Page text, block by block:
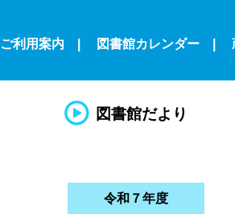
ご利用案内 図書館カレンダー
図書館だより
令和７年度